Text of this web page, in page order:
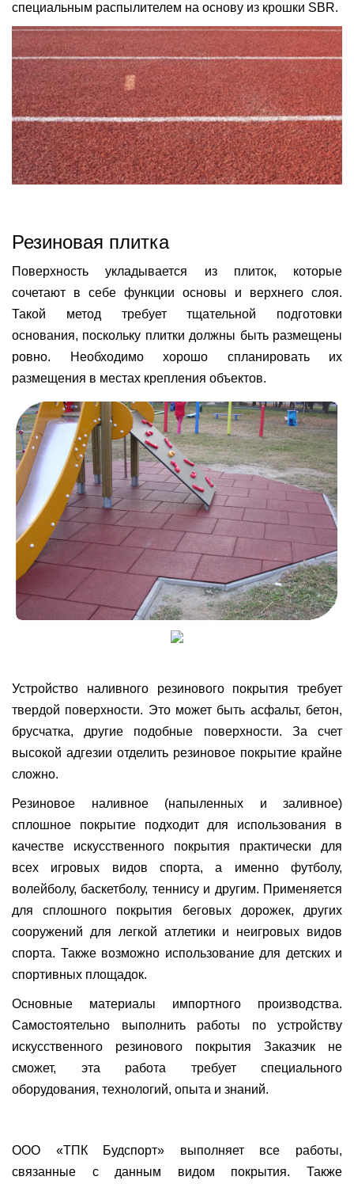
специальным распылителем на основу из крошки SBR.
Резиновая плитка
Поверхность укладывается из плиток, которые
сочетают в себе функции основы и верхнего слоя.
Такой метод требует тщательной подготовки
основания, поскольку плитки должны быть размещены
ровно. Необходимо хорошо спланировать их
размещения в местах крепления объектов.
Устройство наливного резинового покрытия требует
твердой поверхности. Это может быть асфальт, бетон,
брусчатка, другие подобные поверхности. За счет
высокой адгезии отделить резиновое покрытие крайне
сложно.
Резиновое наливное (напыленных и заливное)
сплошное покрытие подходит для использования в
качестве искусственного покрытия практически для
всех игровых видов спорта, а именно футболу,
волейболу, баскетболу, теннису и другим. Применяется
для сплошного покрытия беговых дорожек, других
сооружений для легкой атлетики и неигровых видов
спорта. Также возможно использование для детских и
спортивных площадок.
Основные материалы импортного производства.
Самостоятельно выполнить работы по устройству
искусственного резинового покрытия Заказчик не
сможет, эта работа требует специального
оборудования, технологий, опыта и знаний.
ООО «ТПК Будспорт» выполняет все работы,
связанные с данным видом покрытия. Также